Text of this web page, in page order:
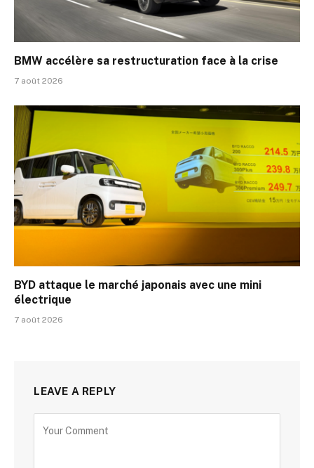
BMW accélère sa restructuration face à la crise
7 août 2026
BYD attaque le marché japonais avec une mini
électrique
7 août 2026
LEAVE A REPLY